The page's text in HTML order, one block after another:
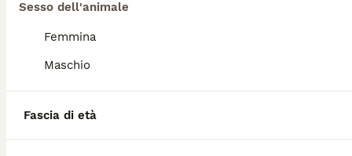
Sesso dell'animale
Femmina
Maschio
Fascia di età
Tedesco di razza pura in Italia è di circa 315€
fattori come il pedigree, la reputazione
Quali sono i difetti del
pastore tedesco?